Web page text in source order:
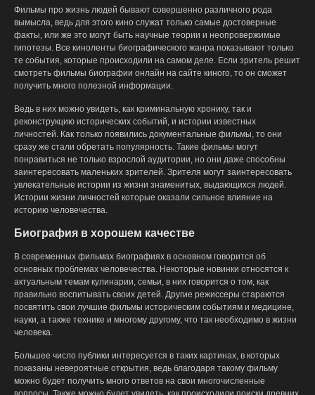
Фильмы про жизнь людей бывают совершенно различного рода
вымысла, ведь для этого кино служат только самые достоверные
факты, или же это могут быть научные теории и неопровержимые
гипотезы. Все киноленты биографического жанра показывают только
те события, которые происходили на самом деле. Если зритель решит
смотреть фильмы биографии онлайн на сайте киного, то он сможет
получить много полезной информации.
Ведь в них можно увидеть, как криминальную хронику, так и
реконструкцию исторических событий, и истории известных
личностей. Как только появились документальные фильмы, то они
сразу же стали обретать популярность. Такие фильмы могут
понравиться не только взрослой аудитории, но они даже способны
заинтересовать маленьких зрителей. Зрителя могут заинтересовать
увлекательные истории из жизни знаменитых, выдающихся людей.
Истории жизни личностей которые оказали сильное влияние на
историю человечества.
Биография в хорошем качестве
В современных фильмах биографиях в основном говорится об
основных проблемах человечества. Некоторые новинки относятся к
актуальным темам кулинарии, семьи, в них говорится о том, как
правильно воспитывать своих детей. Другие режиссеры стараются
посвятить свои лучшие фильмы историческим событиям и медицине,
науки, а также технике и многому другому, что так необходимо в жизни
человека.
Большее число публики интересуется в таких картинах, в которых
показаны невероятные открытия, ведь благодаря такому фильму
можно будет получить много ответов на свои многочисленные